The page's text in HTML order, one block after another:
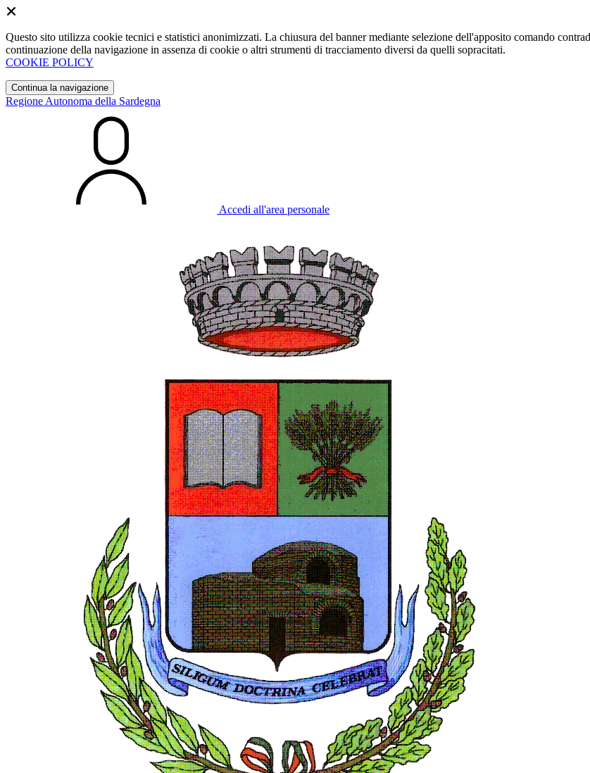
Questo sito utilizza cookie tecnici e statistici anonimizzati. La chiusura del banner mediante selezione dell'apposito comando
continuazione della navigazione in assenza di cookie o altri strumenti di tracciamento diversi da quelli sopracitati.
COOKIE POLICY
Continua la navigazione
Regione Autonoma della Sardegna
Accedi all'area personale